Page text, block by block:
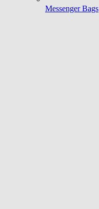
Messenger Bags